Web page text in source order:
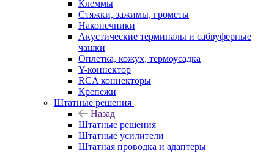
Клеммы
Стяжки, зажимы, грометы
Наконечники
Акустические терминалы и сабвуферные
чашки
Оплетка, кожух, термоусадка
Y-коннектор
RCA коннекторы
Крепежи
Штатные решения
Назад
Штатные решения
Штатные усилители
Штатная проводка и адаптеры